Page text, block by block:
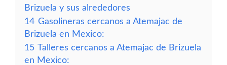
Brizuela y sus alrededores
14 Gasolineras cercanos a Atemajac de
Brizuela en Mexico:
15 Talleres cercanos a Atemajac de Brizuela
en Mexico: